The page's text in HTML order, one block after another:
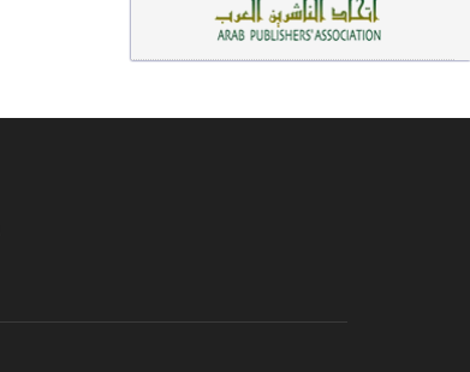
دراسات إسلامية (75)
شعر (72)
علوم قرآن (66)
فقه عام وأحكام فقهية (62)